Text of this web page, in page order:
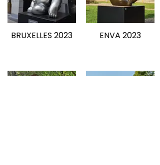
BRUXELLES 2023 ENVA 2023